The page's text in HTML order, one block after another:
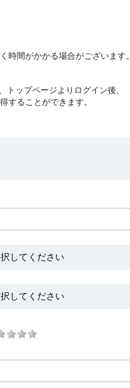
時間がかかる場合がございます。
ップページよりログイン後、
することができます。